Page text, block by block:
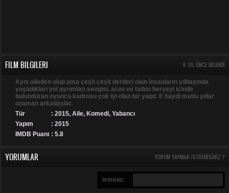
FILM BILGILERI 6 YIL ÖNCE EKLENDI
Aynı aileden olup ama çeşit çeşit dertleri olan insanların yılbaşında
yaşadıkları yol ayrımları sevgisi, acısı ve tatlısı herşeyi içinde
bulunduran oyuncu kadrosu çok iyi olan bir yapıt. E haydi mutlu yıllar
ozaman arkadaşlar.
Tür
: 2015, Aile, Komedi, Yabancı
Yapım
: 2015
IMDB Puanı : 5.8
YORUMLAR YORUM YAPMAK ISTERMISINIZ ?
isminiz: